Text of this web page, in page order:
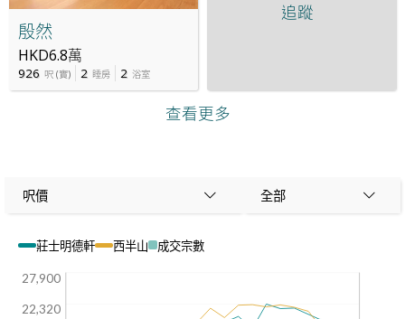
殷然
HKD6.8萬
926 呎 (實) 2 睡房 2 浴室
追蹤
查看更多
呎價 全部
莊士明德軒 西半山 成交宗數
27,900
22,320